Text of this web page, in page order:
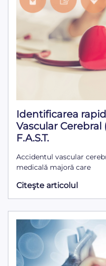
Identificarea
Vascular Cerebral
F.A.S.T.
Accidentul vascular
medicală majoră care
Citeşte articolul